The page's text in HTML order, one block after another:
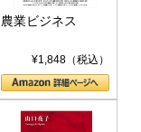
農業ビジネス
¥1,848（税込）